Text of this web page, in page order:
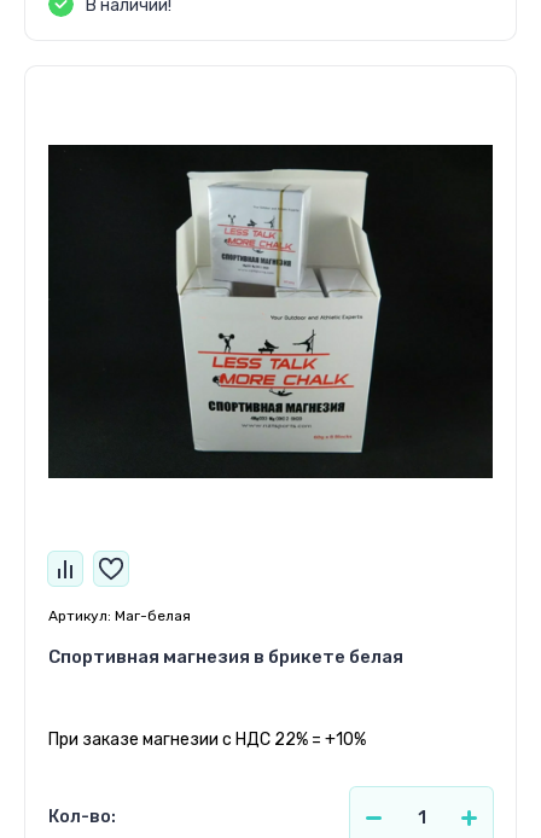
В наличии!
Артикул: Маг-белая
Спортивная магнезия в брикете белая
При заказе магнезии с НДС 22% = +10%
Кол-во: